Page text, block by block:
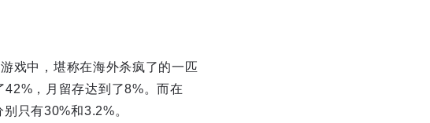
戏中，堪称在海外杀疯了的一匹
，月留存达到了8%。而在
只有30%和3.2%。